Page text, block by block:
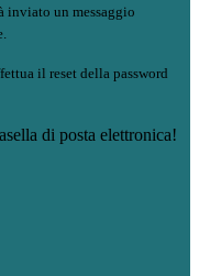
inviato un messaggio
il reset della password
di posta elettronica!